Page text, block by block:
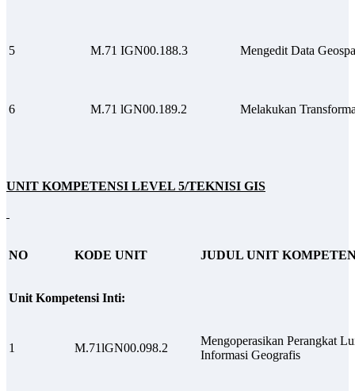
5 M.71 IGN00.188.3 Mengedit Data
6 M.71 lGN00.189.2 Melakukan
UNIT KOMPETENSI LEVEL 5/TEKNISI GIS
NO KODE UNIT JUDUL UNIT
Unit Kompetensi Inti:
1 M.71lGN00.098.2
Mengoperasikan Perangkat
Informasi Geografis